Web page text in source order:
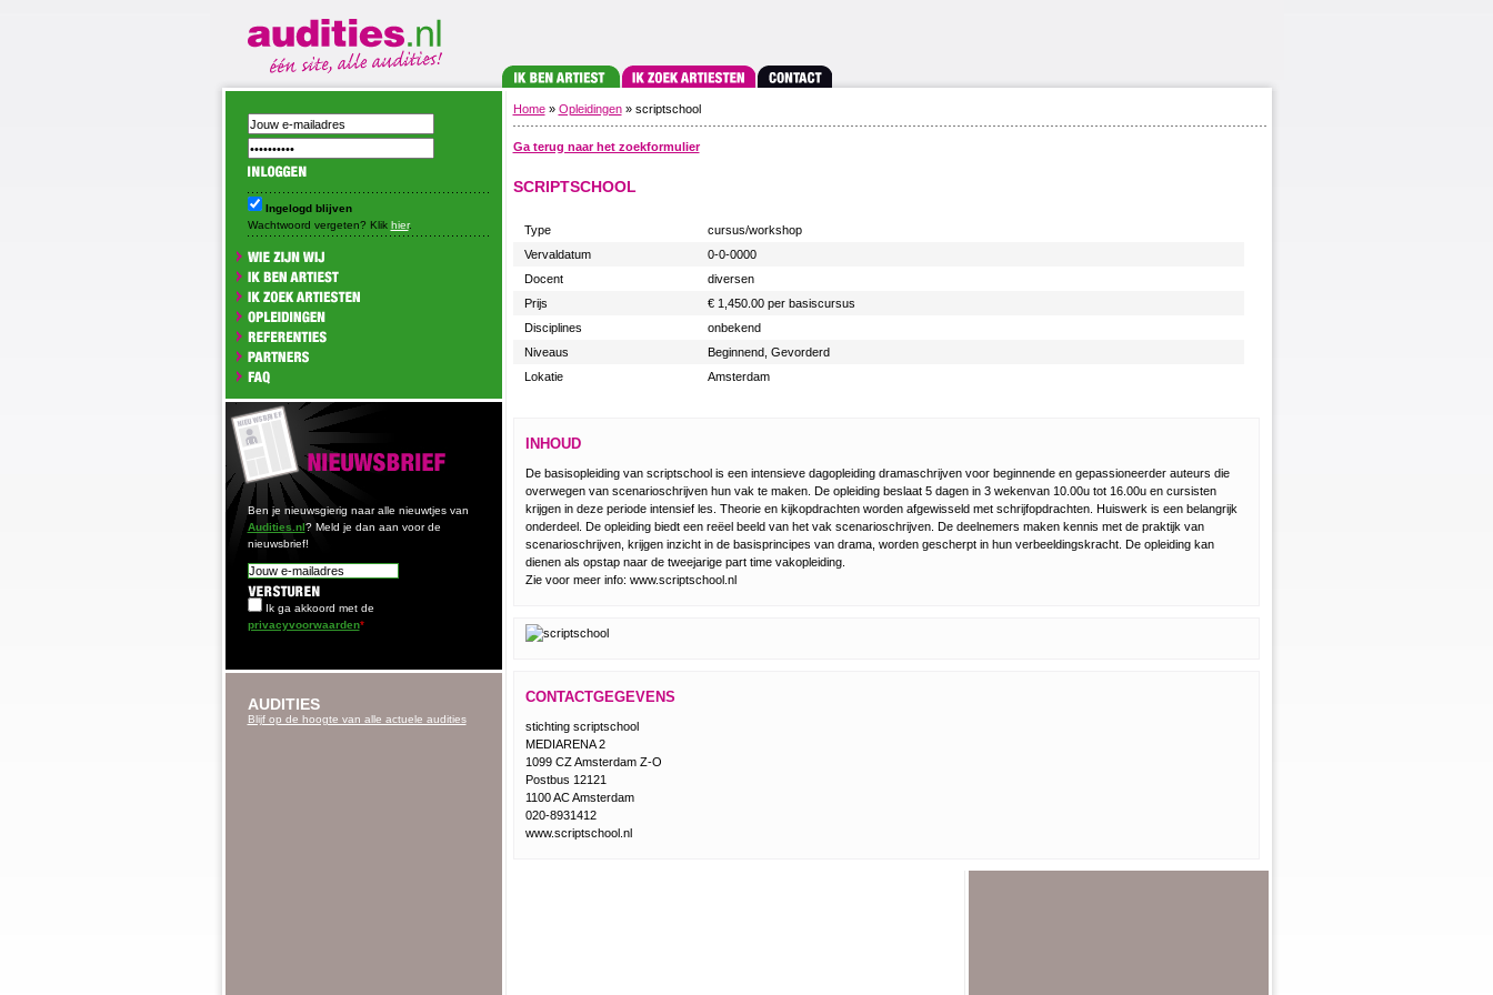
Ingelogd blijven
Wachtwoord vergeten? Klik hier.
Ben je nieuwsgierig naar alle nieuwtjes van
Audities.nl? Meld je dan aan voor de
nieuwsbrief!
Ik ga akkoord met de
privacyvoorwaarden*
AUDITIES
Blijf op de hoogte van alle actuele audities
Home » Opleidingen » scriptschool
Ga terug naar het zoekformulier
SCRIPTSCHOOL
Type
cursus/workshop
Vervaldatum
0-0-0000
Docent
diversen
Prijs
€ 1,450.00 per basiscursus
Disciplines
onbekend
Niveaus
Beginnend, Gevorderd
Lokatie
Amsterdam
INHOUD
De basisopleiding van scriptschool is een intensieve dagopleiding dramaschrijven voor beginnende en gepassioneerder auteurs die
overwegen van scenarioschrijven hun vak te maken. De opleiding beslaat 5 dagen in 3 wekenvan 10.00u tot 16.00u en cursisten
krijgen in deze periode intensief les. Theorie en kijkopdrachten worden afgewisseld met schrijfopdrachten. Huiswerk is een belangrijk
onderdeel. De opleiding biedt een reëel beeld van het vak scenarioschrijven. De deelnemers maken kennis met de praktijk van
scenarioschrijven, krijgen inzicht in de basisprincipes van drama, worden gescherpt in hun verbeeldingskracht. De opleiding kan
dienen als opstap naar de tweejarige part time vakopleiding.
Zie voor meer info: www.scriptschool.nl
CONTACTGEGEVENS
stichting scriptschool
MEDIARENA 2
1099 CZ Amsterdam Z-O
Postbus 12121
1100 AC Amsterdam
020-8931412
www.scriptschool.nl